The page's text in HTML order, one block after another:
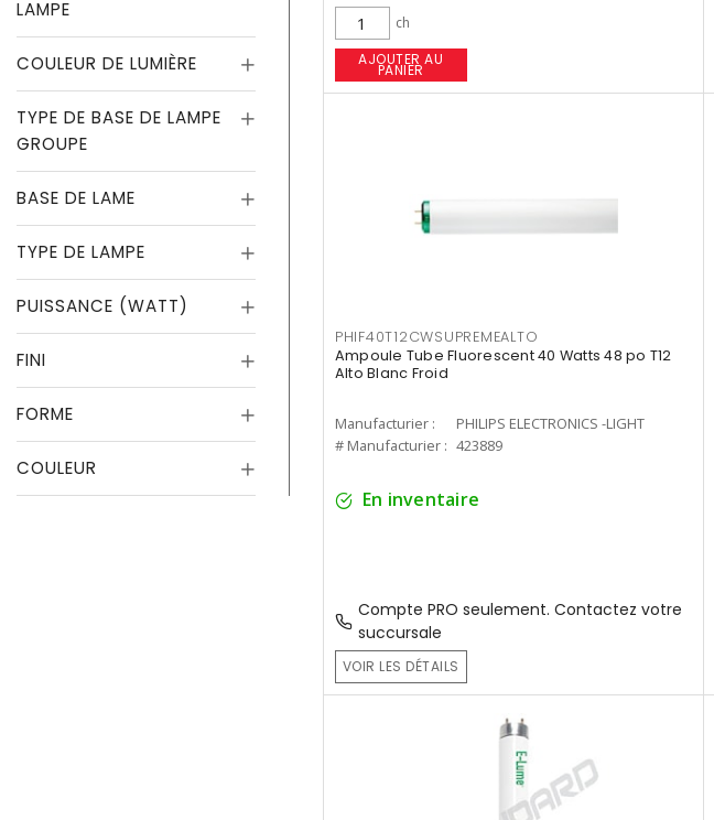
LAMPE
COULEUR DE LUMIÈRE
TYPE DE BASE DE LAMPE
GROUPE
BASE DE LAME
TYPE DE LAMPE
PUISSANCE (WATT)
FINI
FORME
COULEUR
ch
AJOUTER AU
PANIER
PHIF40T12CWSUPREMEALTO
Ampoule Tube Fluorescent 40 Watts 48 po T12
Alto Blanc Froid
Manufacturier :
PHILIPS ELECTRONICS -LIGHT
# Manufacturier : 423889
En inventaire
Compte PRO seulement. Contactez votre
succursale
VOIR LES DÉTAILS